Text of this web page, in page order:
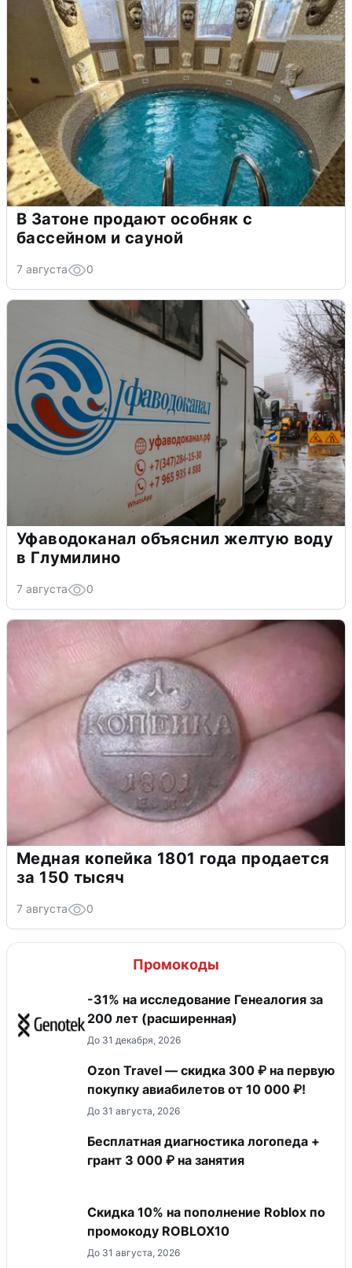
В Затоне продают особняк с
бассейном и сауной
7 августа 0
Уфаводоканал объяснил желтую воду
в Глумилино
7 августа 0
Медная копейка 1801 года продается
за 150 тысяч
7 августа 0
Промокоды
-31% на исследование Генеалогия за
200 лет (расширенная)
До 31 декабря, 2026
Ozon Travel — скидка 300 ₽ на первую
покупку авиабилетов от 10 000 ₽!
До 31 августа, 2026
Бесплатная диагностика логопеда +
грант 3 000 ₽ на занятия
Скидка 10% на пополнение Roblox по
промокоду ROBLOX10
До 31 августа, 2026